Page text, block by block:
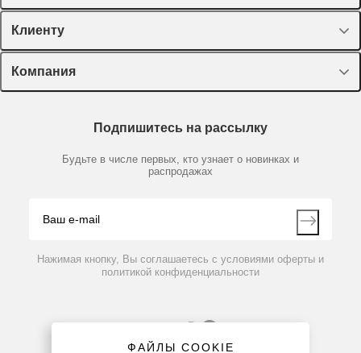
Спецпредложения
Оборудование, приборы
Пластик, стекло, принадлежности
Химические реактивы, препараты, наборы
Производители
Клиенту
Лекторий Диаэм
Доставка и оплата
Мобильное приложение
Компания
Партнеры
Контакты
Подпишитесь на рассылку
Будьте в числе первых, кто узнает о новинках и
распродажах
Нажимая кнопку, Вы соглашаетесь с условиями оферты и
политикой конфиденциальности
ФАЙЛЫ COOKIE